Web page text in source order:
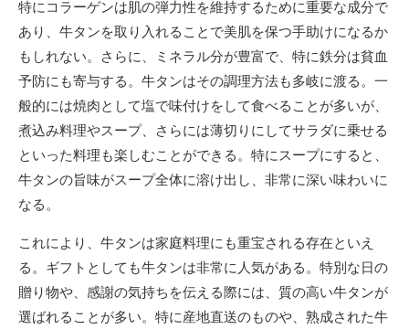
特にコラーゲンは肌の弾力性を維持するために重要な成分で
あり、牛タンを取り入れることで美肌を保つ手助けになるか
もしれない。さらに、ミネラル分が豊富で、特に鉄分は貧血
予防にも寄与する。牛タンはその調理方法も多岐に渡る。一
般的には焼肉として塩で味付けをして食べることが多いが、
煮込み料理やスープ、さらには薄切りにしてサラダに乗せる
といった料理も楽しむことができる。特にスープにすると、
牛タンの旨味がスープ全体に溶け出し、非常に深い味わいに
なる。
これにより、牛タンは家庭料理にも重宝される存在といえ
る。ギフトとしても牛タンは非常に人気がある。特別な日の
贈り物や、感謝の気持ちを伝える際には、質の高い牛タンが
選ばれることが多い。特に産地直送のものや、熟成された牛